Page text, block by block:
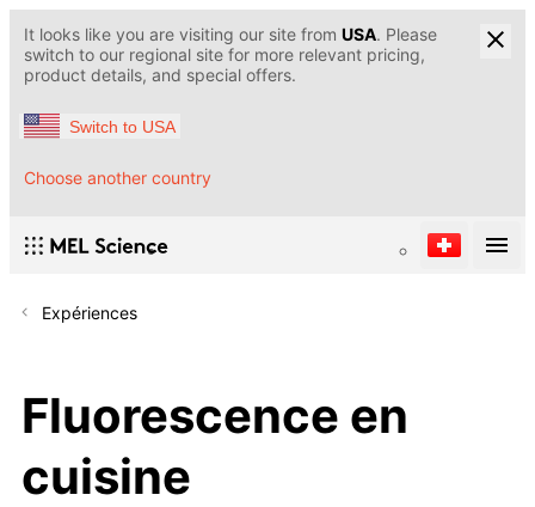
It looks like you are visiting our site from USA. Please
switch to our regional site for more relevant pricing,
product details, and special offers.
Switch to USA
Choose another country
Expériences
Fluorescence en
cuisine